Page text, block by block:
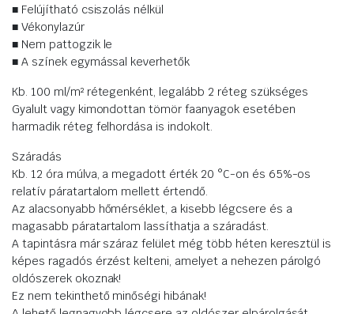
■ Felújítható csiszolás nélkül
■ Vékonylazúr
■ Nem pattogzik le
■ A színek egymással keverhetők
Kb. 100 ml/m² rétegenként, legalább 2 réteg szükséges
Gyalult vagy kimondottan tömör faanyagok esetében
harmadik réteg felhordása is indokolt.
Száradás
Kb. 12 óra múlva, a megadott érték 20 °C-on és 65%-os
relatív páratartalom mellett értendő.
Az alacsonyabb hőmérséklet, a kisebb légcsere és a
magasabb páratartalom lassíthatja a száradást.
A tapintásra már száraz felület még több héten keresztül is
képes ragadós érzést kelteni, amelyet a nehezen párolgó
oldószerek okoznak!
Ez nem tekinthető minőségi hibának!